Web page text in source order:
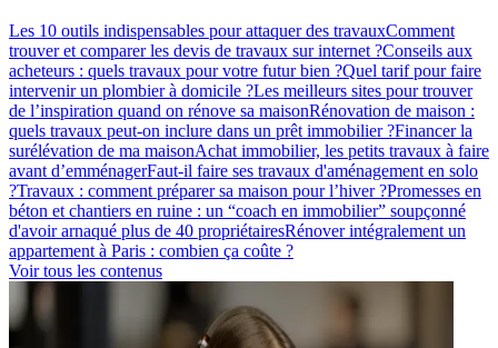
Les 10 outils indispensables pour attaquer des travauxComment
trouver et comparer les devis de travaux sur internet ?Conseils aux
acheteurs : quels travaux pour votre futur bien ?Quel tarif pour faire
intervenir un plombier à domicile ?Les meilleurs sites pour trouver
de l’inspiration quand on rénove sa maisonRénovation de maison :
quels travaux peut-on inclure dans un prêt immobilier ?Financer la
surélévation de ma maisonAchat immobilier, les petits travaux à faire
avant d’emménagerFaut-il faire ses travaux d'aménagement en solo
?Travaux : comment préparer sa maison pour l’hiver ?Promesses en
béton et chantiers en ruine : un “coach en immobilier” soupçonné
d'avoir arnaqué plus de 40 propriétairesRénover intégralement un
appartement à Paris : combien ça coûte ?
Voir tous les contenus